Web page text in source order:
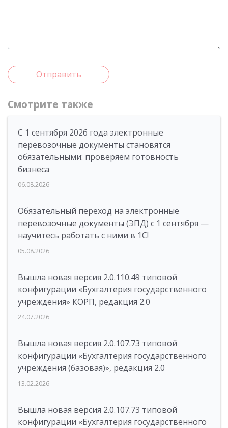
Отправить
Смотрите также
С 1 сентября 2026 года электронные
перевозочные документы становятся
обязательными: проверяем готовность
бизнеса
06.08.2026
Обязательный переход на электронные
перевозочные документы (ЭПД) с 1 сентября —
научитесь работать с ними в 1С!
05.08.2026
Вышла новая версия 2.0.110.49 типовой
конфигурации «Бухгалтерия государственного
учреждения» КОРП, редакция 2.0
24.07.2026
Вышла новая версия 2.0.107.73 типовой
конфигурации «Бухгалтерия государственного
учреждения (базовая)», редакция 2.0
13.02.2026
Вышла новая версия 2.0.107.73 типовой
конфигурации «Бухгалтерия государственного